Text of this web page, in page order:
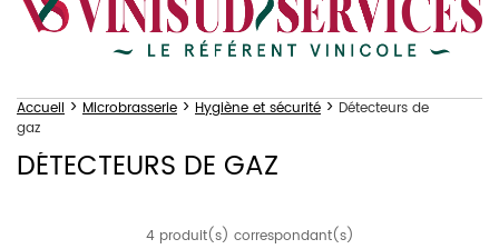
Accueil > Microbrasserie > Hygiène et sécurité > Détecteurs de
gaz
DÉTECTEURS DE GAZ
4 produit(s) correspondant(s)